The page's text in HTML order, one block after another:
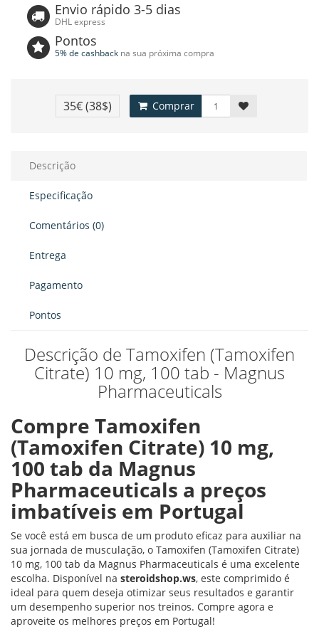
Envio rápido 3-5 dias
DHL express
Pontos
5% de cashback na sua próxima compra
35€(38$) Comprar
Descrição
Especificação
Comentários (0)
Entrega
Pagamento
Pontos
Descrição de Tamoxifen (Tamoxifen
Citrate) 10 mg, 100 tab - Magnus
Pharmaceuticals
Compre Tamoxifen
(Tamoxifen Citrate) 10 mg,
100 tab da Magnus
Pharmaceuticals a preços
imbatíveis em Portugal
Se você está em busca de um produto eficaz para auxiliar na
sua jornada de musculação, o Tamoxifen (Tamoxifen Citrate)
10 mg, 100 tab da Magnus Pharmaceuticals é uma excelente
escolha. Disponível na steroidshop.ws, este comprimido é
ideal para quem deseja otimizar seus resultados e garantir
um desempenho superior nos treinos. Compre agora e
aproveite os melhores preços em Portugal!